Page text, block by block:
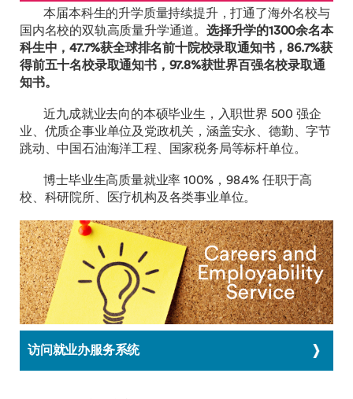
本届本科生的升学质量持续提升，打通了海外名校与
国内名校的双轨高质量升学通道。选择升学的1300余名本
科生中，47.7%获全球排名前十院校录取通知书，86.7%获
得前五十名校录取通知书，97.8%获世界百强名校录取通
知书。
近九成就业去向的本硕毕业生，入职世界 500 强企
业、优质企事业单位及党政机关，涵盖安永、德勤、字节
跳动、中国石油海洋工程、国家税务局等标杆单位。
博士毕业生高质量就业率 100%，98.4% 任职于高
校、科研院所、医疗机构及各类事业单位。
访问就业办服务系统